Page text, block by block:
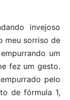
invejoso
meu sorriso de
um
fez um gesto.
pelo
de fórmula 1,